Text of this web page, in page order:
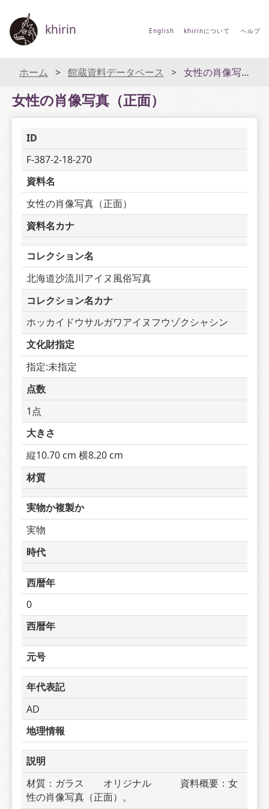
khirin English khirinについて ヘルプ
ホーム 館蔵資料データベース 女性の肖像写真（正面）
女性の肖像写真（正面）
ID
F-387-2-18-270
資料名
女性の肖像写真（正面）
資料名カナ
コレクション名
北海道沙流川アイヌ風俗写真
コレクション名カナ
ホッカイドウサルガワアイヌフウゾクシャシン
文化財指定
指定:未指定
点数
1点
大きさ
縦10.70 cm 横8.20 cm
材質
実物か複製か
実物
時代
西暦年
0
西暦年
元号
年代表記
AD
地理情報
説明
材質：ガラス　　オリジナル　　　資料概要：女
性の肖像写真（正面）。